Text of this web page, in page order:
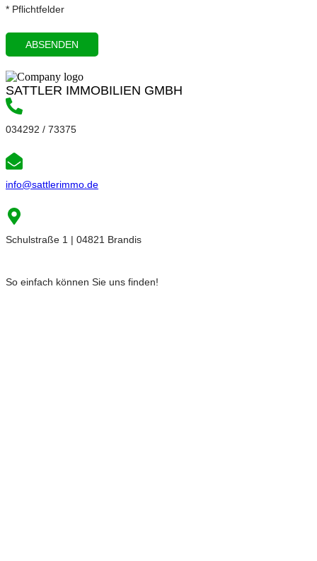
* Pflichtfelder
SATTLER IMMOBILIEN GMBH
034292 / 73375
info@sattlerimmo.de
Schulstraße 1 | 04821 Brandis
So einfach können Sie uns finden!